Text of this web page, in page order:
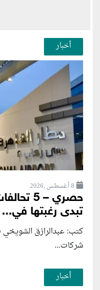
أخبار
8 أغسطس ,2026
حصري –
تبدى رغبتها في...
شركات...
أخبار